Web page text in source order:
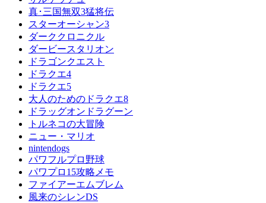
真･三国無双3猛将伝
スターオーシャン3
ダーククロニクル
ダービースタリオン
ドラゴンクエスト
ドラクエ4
ドラクエ5
大人のためのドラクエ8
ドラッグオンドラグーン
トルネコの大冒険
ニュー・マリオ
nintendogs
パワフルプロ野球
パワプロ15攻略メモ
ファイアーエムブレム
風来のシレンDS